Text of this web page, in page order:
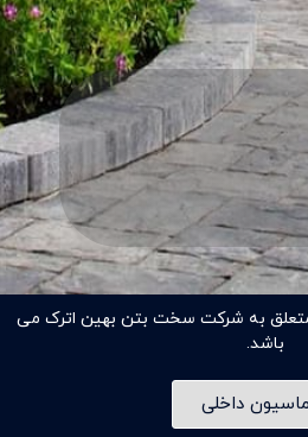
به شرکت سخت بتن بهین اترک می
باشد.
داخلی